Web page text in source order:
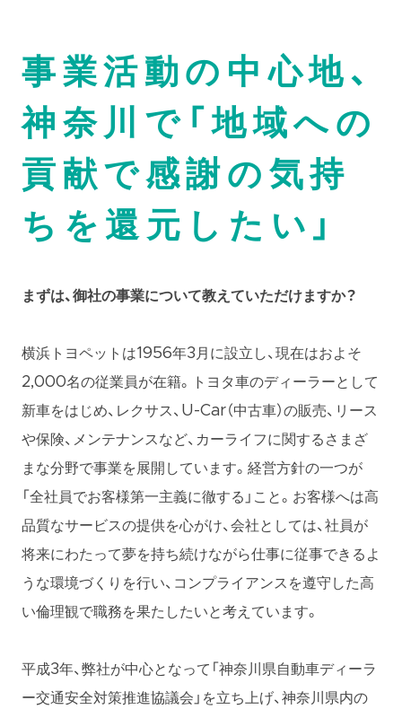
事業活動の中心地、
神奈川で「地域への
貢献で感謝の気持
ちを還元したい」
まずは、御社の事業について教えていただけますか？
横浜トヨペットは1956年3月に設立し、現在はおよそ
2,000名の従業員が在籍。トヨタ車のディーラーとして
新車をはじめ、レクサス、U-Car（中古車）の販売、リース
や保険、メンテナンスなど、カーライフに関するさまざ
まな分野で事業を展開しています。経営方針の一つが
「全社員でお客様第一主義に徹する」こと。お客様へは高
品質なサービスの提供を心がけ、会社としては、社員が
将来にわたって夢を持ち続けながら仕事に従事できるよ
うな環境づくりを行い、コンプライアンスを遵守した高
い倫理観で職務を果たしたいと考えています。
平成3年、弊社が中心となって「神奈川県自動車ディーラ
ー交通安全対策推進協議会」を立ち上げ、神奈川県内の